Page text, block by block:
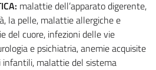
malattie dell’apparato digerente,
la pelle, malattie allergiche e
del cuore, infezioni delle vie
e psichiatria, anemie acquisite
malattie del sistema